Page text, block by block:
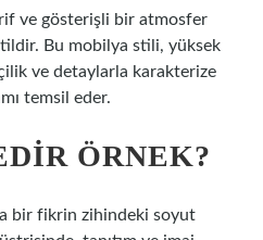
ve gösterişli bir atmosfer
Bu mobilya stili, yüksek
ve detaylarla karakterize
temsil eder.
ÖRNEK?
bir fikrin zihindeki soyut